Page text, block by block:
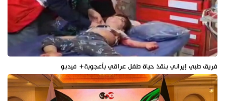
فريق طبي إيراني ينقذ حياة طفل عراقي بأعجوبة+ فيديو